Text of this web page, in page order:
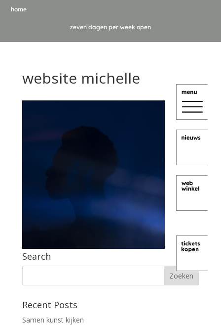
home
zeven dagen per week open
website michelle
Search
Recent Posts
Samen kunst kijken